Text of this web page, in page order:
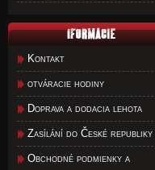
Kontakt
otváracie hodiny
Doprava a dodacia lehota
Zasílání do České republiky
Obchodné podmienky a